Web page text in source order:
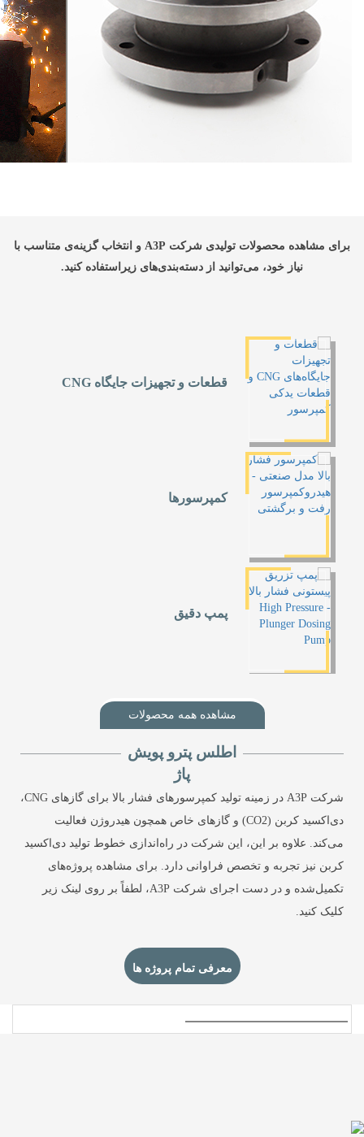
برای مشاهده محصولات تولیدی شرکت A3P و انتخاب گزینه‌ی متناسب با
نیاز خود، می‌توانید از دسته‌بندی‌های زیراستفاده کنید.
قطعات و تجهیزات جایگاه CNG
کمپرسورها
پمپ دقیق
مشاهده همه محصولات
اطلس پترو پویش
پاژ
شرکت A3P در زمینه تولید کمپرسورهای فشار بالا برای گازهای CNG،
دی‌اکسید کربن (CO2) و گازهای خاص همچون هیدروژن فعالیت
می‌کند. علاوه بر این، این شرکت در راه‌اندازی خطوط تولید دی‌اکسید
کربن نیز تجربه و تخصص فراوانی دارد. برای مشاهده پروژه‌های
تکمیل‌شده و در دست اجرای شرکت A3P، لطفاً بر روی لینک زیر
کلیک کنید.
معرفی تمام پروژه ها
طراحی و ساخت هیدرو
گازرسانی CNG